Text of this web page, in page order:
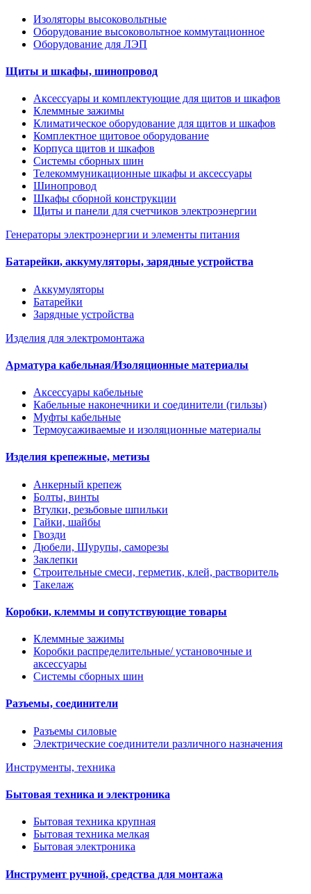
Изоляторы высоковольтные
Оборудование высоковольтное коммутационное
Оборудование для ЛЭП
Щиты и шкафы, шинопровод
Аксессуары и комплектующие для щитов и шкафов
Клеммные зажимы
Климатическое оборудование для щитов и шкафов
Комплектное щитовое оборудование
Корпуса щитов и шкафов
Системы сборных шин
Телекоммуникационные шкафы и аксессуары
Шинопровод
Шкафы сборной конструкции
Щиты и панели для счетчиков электроэнергии
Генераторы электроэнергии и элементы питания
Батарейки, аккумуляторы, зарядные устройства
Аккумуляторы
Батарейки
Зарядные устройства
Изделия для электромонтажа
Арматура кабельная/Изоляционные материалы
Аксессуары кабельные
Кабельные наконечники и соединители (гильзы)
Муфты кабельные
Термоусаживаемые и изоляционные материалы
Изделия крепежные, метизы
Анкерный крепеж
Болты, винты
Втулки, резьбовые шпильки
Гайки, шайбы
Гвозди
Дюбели, Шурупы, саморезы
Заклепки
Строительные смеси, герметик, клей, растворитель
Такелаж
Коробки, клеммы и сопутствующие товары
Клеммные зажимы
Коробки распределительные/ установочные и
аксессуары
Системы сборных шин
Разъемы, соединители
Разъемы силовые
Электрические соединители различного назначения
Инструменты, техника
Бытовая техника и электроника
Бытовая техника крупная
Бытовая техника мелкая
Бытовая электроника
Инструмент ручной, средства для монтажа